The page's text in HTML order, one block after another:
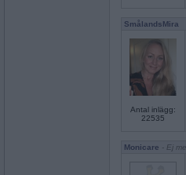
SmålandsMira
Antal inlägg:
22535
Monicare - Ej